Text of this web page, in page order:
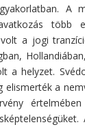
A
több
a jogi
a helyzet.
elismerték a
értelmében